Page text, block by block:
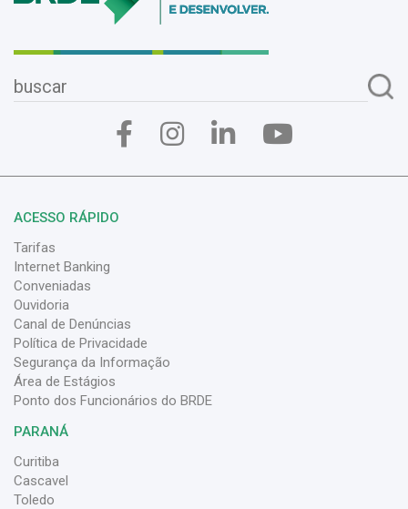
ACESSO RÁPIDO
Tarifas
Internet Banking
Conveniadas
Ouvidoria
Canal de Denúncias
Política de Privacidade
Segurança da Informação
Área de Estágios
Ponto dos Funcionários do BRDE
PARANÁ
Curitiba
Cascavel
Toledo